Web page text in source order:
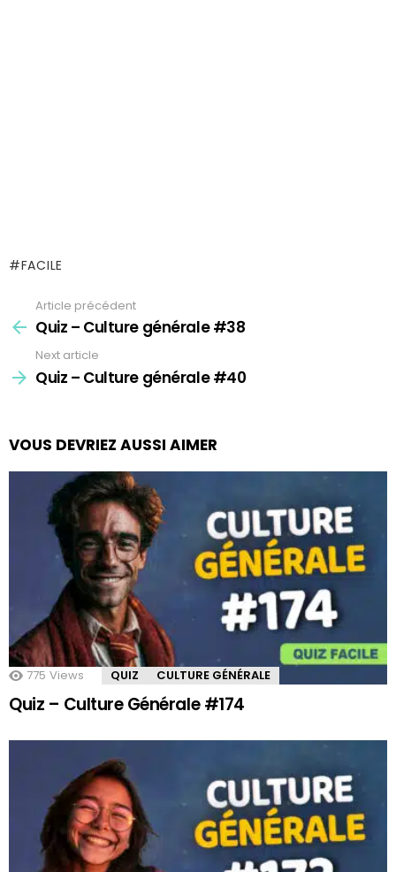
FACILE
more
Article précédent
Quiz – Culture générale #38
Next article
Quiz – Culture générale #40
VOUS DEVRIEZ AUSSI AIMER
775 Views QUIZ CULTURE GÉNÉRALE
Quiz – Culture Générale #174